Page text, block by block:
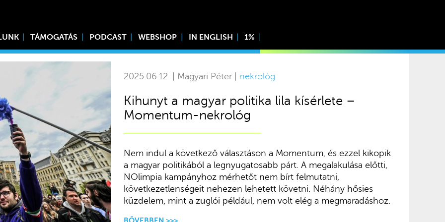
TÁMOGATÁS PODCAST WEBSHOP IN ENGLISH 1%
2025.06.12. | Magyari Péter | nekrológ
Kihunyt a magyar politika lila kísérlete –
Momentum-nekrológ
Nem indul a következő választáson a Momentum, és ezzel kikopik
a magyar politikából a legnyugatosabb párt. A megalakulása előtti,
NOlimpia kampányhoz mérhetőt nem bírt felmutatni,
következetlenségeit nehezen lehetett követni. Néhány hősies
küzdelem, mint a zuglói például, nem volt elég a megmaradáshoz.